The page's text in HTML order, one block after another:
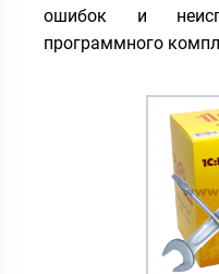
ошибок и
программного